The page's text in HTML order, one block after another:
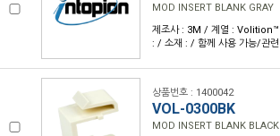
MOD INSERT BLANK GRAY
제조사 : 3M / 계열 :
: / 소재 : / 함께 사용 가능/관련
상품번호 : 1400042
VOL-0300BK
MOD INSERT BLANK BLACK